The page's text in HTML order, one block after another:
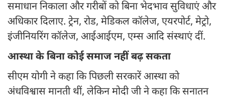
समाधान निकाला और गरीबों को बिना भेदभाव सुविधाएं और
अधिकार दिलाए. ट्रेन, रोड, मेडिकल कॉलेज, एयरपोर्ट, मेट्रो,
इंजीनियरिंग कॉलेज, आईआईएम, एम्स आदि संस्थाएं दीं.
आस्था के बिना कोई समाज नहीं बढ़ सकता
सीएम योगी ने कहा कि पिछली सरकारें आस्था को
अंधविश्वास मानती थीं, लेकिन मोदी जी ने कहा कि सनातन